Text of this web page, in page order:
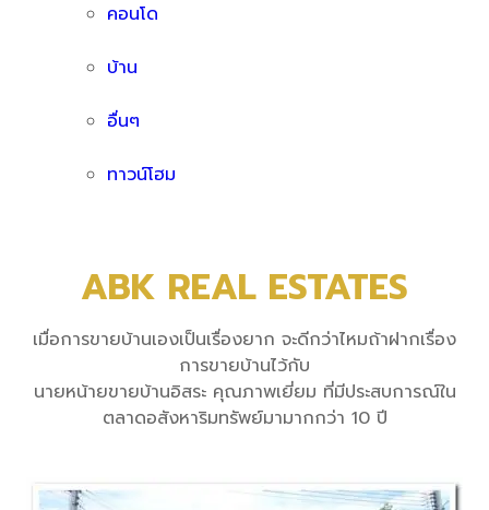
คอนโด
บ้าน
อื่นๆ
ทาวน์โฮม
ABK REAL ESTATES
เมื่อการขายบ้านเองเป็นเรื่องยาก จะดีกว่าไหมถ้าฝากเรื่อง
การขายบ้านไว้กับ
นายหน้ายขายบ้านอิสระ คุณภาพเยี่ยม ที่มีประสบการณ์ใน
ตลาดอสังหาริมทรัพย์มามากกว่า 10 ปี